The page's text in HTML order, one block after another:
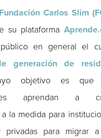
Fundación Carlos Slim
su plataforma
en general el
generación de
objetivo es que
aprendan a
la medida para
privadas para migrar